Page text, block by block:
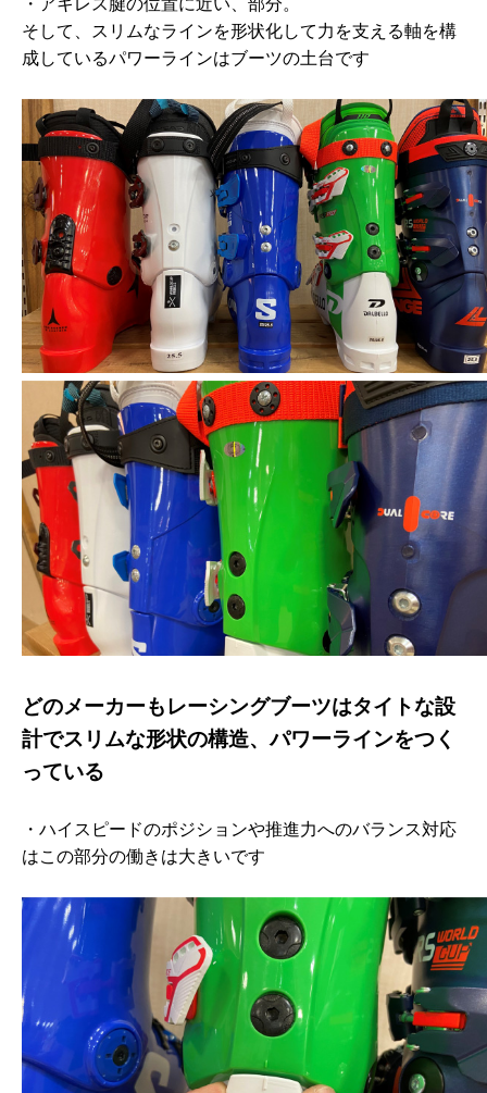
・アキレス腱の位置に近い、部分。
そして、スリムなラインを形状化して力を支える軸を構
成しているパワーラインはブーツの土台です
どのメーカーもレーシングブーツはタイトな設
計でスリムな形状の構造、パワーラインをつく
っている
・ハイスピードのポジションや推進力へのバランス対応
はこの部分の働きは大きいです